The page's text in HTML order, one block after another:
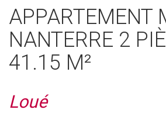
APPARTEMENT MEUBLÉ
NANTERRE 2
41.15 M²
Loué